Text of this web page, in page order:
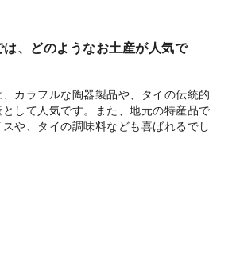
、どのようなお土産が人気で
カラフルな陶器製品や、タイの伝統的
して人気です。また、地元の特産品で
や、タイの調味料なども喜ばれるでし